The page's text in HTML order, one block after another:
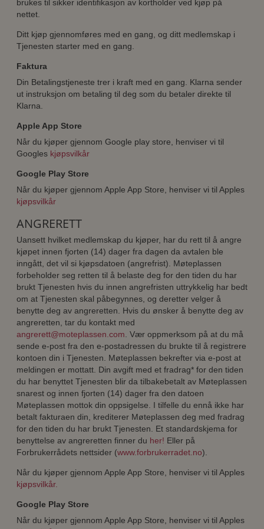
brukes til sikker identifikasjon av kortholder ved kjøp på
nettet.
Ditt kjøp gjennomføres med en gang, og ditt medlemskap i
Tjenesten starter med en gang.
Faktura
Din Betalingstjeneste trer i kraft med en gang. Klarna sender
ut instruksjon om betaling til deg som du betaler direkte til
Klarna.
Apple App Store
Når du kjøper gjennom Google play store, henviser vi til
Googles kjøpsvilkår
Google Play Store
Når du kjøper gjennom Apple App Store, henviser vi til Apples
kjøpsvilkår
ANGRERETT
Uansett hvilket medlemskap du kjøper, har du rett til å angre
kjøpet innen fjorten (14) dager fra dagen da avtalen ble
inngått, det vil si kjøpsdatoen (angrefrist). Møteplassen
forbeholder seg retten til å belaste deg for den tiden du har
brukt Tjenesten hvis du innen angrefristen uttrykkelig har bedt
om at Tjenesten skal påbegynnes, og deretter velger å
benytte deg av angreretten. Hvis du ønsker å benytte deg av
angreretten, tar du kontakt med
angrerett@moteplassen.com . Vær oppmerksom på at du må
sende e-post fra den e-postadressen du brukte til å registrere
kontoen din i Tjenesten. Møteplassen bekrefter via e-post at
meldingen er mottatt. Din avgift med et fradrag* for den tiden
du har benyttet Tjenesten blir da tilbakebetalt av Møteplassen
snarest og innen fjorten (14) dager fra den datoen
Møteplassen mottok din oppsigelse. I tilfelle du ennå ikke har
betalt fakturaen din, krediterer Møteplassen deg med fradrag
for den tiden du har brukt Tjenesten. Et standardskjema for
benyttelse av angreretten finner du her! Eller på
Forbrukerrådets nettsider (www.forbrukerradet.no).
Når du kjøper gjennom Apple App Store, henviser vi til Apples
kjøpsvilkår.
Google Play Store
Når du kjøper gjennom Apple App Store, henviser vi til Apples